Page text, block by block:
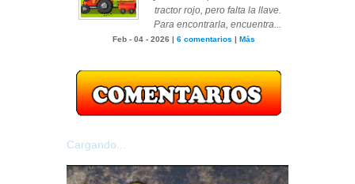
tractor rojo, pero falta la llave.
Para encontrarla, encuentra...
Feb - 04 - 2026 | 6 comentarios | Más
Cargando...